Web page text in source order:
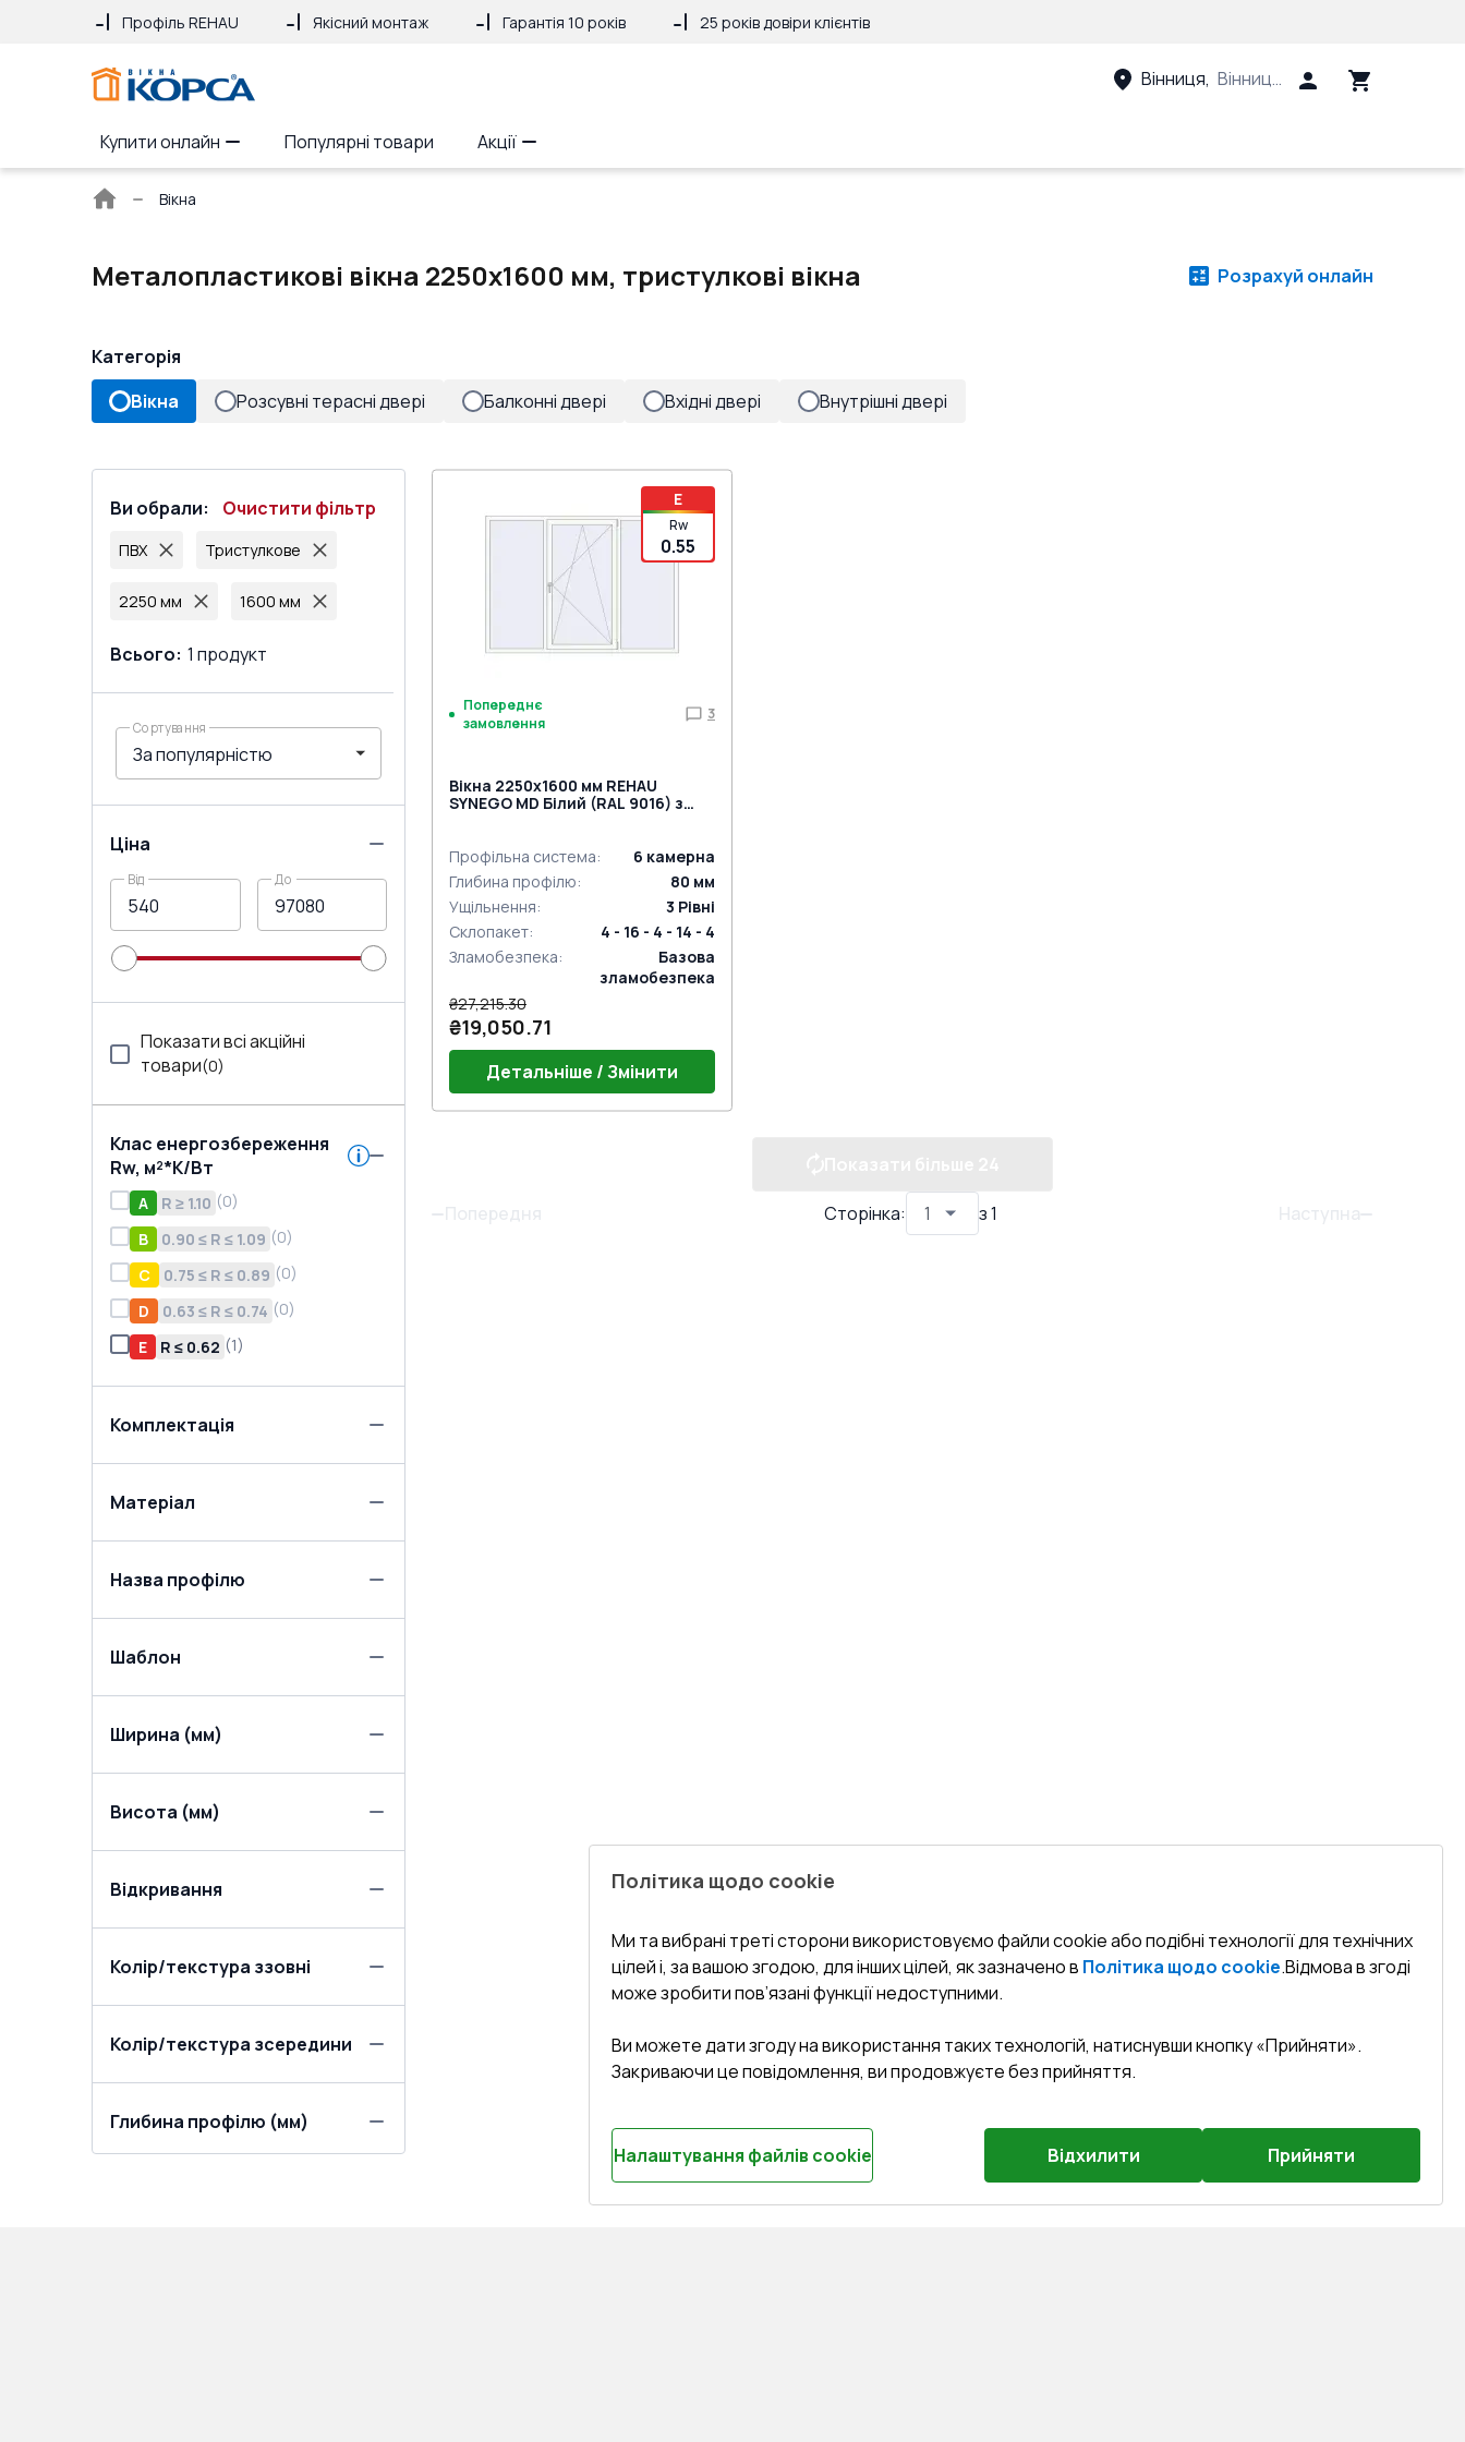
Профіль REHAU Якісний монтаж Гарантія 10 років 25 років довіри клієнтів
Вінниця, Вінницький район, Вінницька
Купити онлайн Популярні товари Акції
Головна
Вікна
Металопластикові вікна 2250x1600 мм, тристулкові вікна Розрахуй онлайн
Категорія
Вікна
Розсувні терасні двері Балконні двері Вхідні двері Внутрішні двері
Ви обрали: Очистити фільтр
ПВХ Тристулкове
2250 мм 1600 мм
Всього: 1 продукт
Сортування
Ціна
Від До
Показати всі акційні
товари(0)
Клас енергозбереження
Rw, м²*K/Вт
A R ≥ 1.10 (0)
B
0.90 ≤ R ≤ 1.09 (0)
C
0.75 ≤ R ≤ 0.89 (0)
D
0.63 ≤ R ≤ 0.74 (0)
E
R ≤ 0.62 (1)
Комплектація
Матеріал
Назва профілю
Шаблон
Ширина (мм)
Висота (мм)
Відкривання
Колір/текстура ззовні
Колір/текстура зсередини
Глибина профілю (мм)
E
Rw
0.55
Попереднє
замовлення
3
Вікна 2250x1600 мм REHAU
SYNEGO MD Білий (RAL 9016) з
Профільна система: 6 камерна
Глибина профілю: 80 мм
Ущільнення: 3 Рівні
Склопакет:
4 - 16 - 4 - 14 - 4
Зламобезпека:
Базова
зламобезпека
₴27,215.30
₴19,050.71
Детальніше / Змінити
Попередня Сторінка: з1 Наступна
Політика щодо cookie
Ми та вибрані треті сторони використовуємо файли cookie або подібні технології для технічних
цілей і, за вашою згодою, для інших цілей, як зазначено в Політика щодо cookie.Відмова в згоді
може зробити пов’язані функції недоступними.
Ви можете дати згоду на використання таких технологій, натиснувши кнопку «Прийняти».
Закриваючи це повідомлення, ви продовжуєте без прийняття.
Відхилити Прийняти
Налаштування файлів cookie